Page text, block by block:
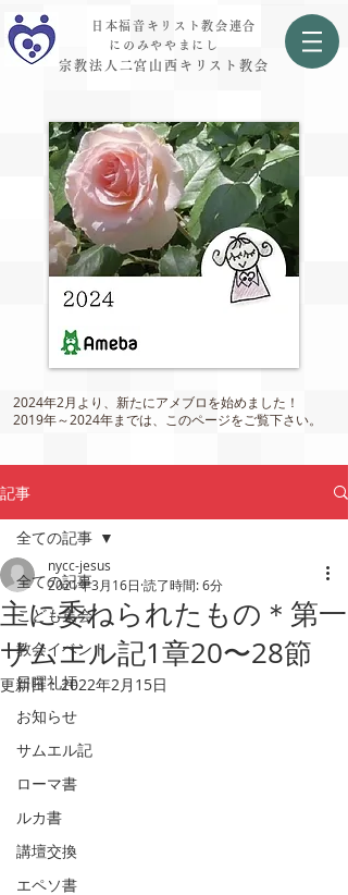
日本福音キリスト教会連合
にのみややまにし
宗教法人二宮山西キリスト教会
2024年2月より、新たにアメブロを始めました！
2019年～2024年までは、このページをご覧下さい。
記事
全ての記事
こども集会
教会イベント
日曜礼拝
お知らせ
サムエル記
ローマ書
ルカ書
講壇交換
エペソ書
全ての記事
主に委ねられたもの＊第一
サムエル記1章20〜28節
nycc-jesus
2021年3月16日 読了時間: 6分
更新日：2022年2月15日